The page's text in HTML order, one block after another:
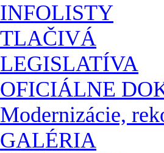
INFOLISTY
TLAČIVÁ
LEGISLATÍVA
OFICIÁLNE
Modernizácie,
GALÉRIA